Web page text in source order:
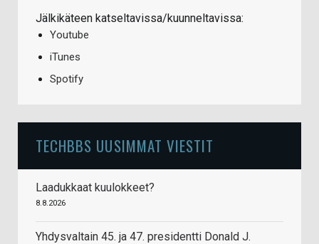
Jälkikäteen katseltavissa/kuunneltavissa:
Youtube
iTunes
Spotify
TECHBBS UUSIMMAT VIESTIT
Laadukkaat kuulokkeet?
8.8.2026
Yhdysvaltain 45. ja 47. presidentti Donald J.